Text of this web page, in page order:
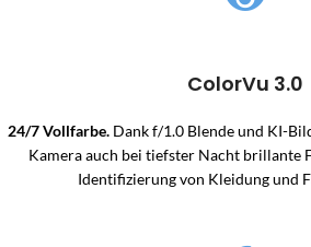
ColorVu 3.0
24/7 Vollfarbe. Dank f/1.0 Blende und KI-
Kamera auch bei tiefster Nacht brillante
Identifizierung von Kleidung und